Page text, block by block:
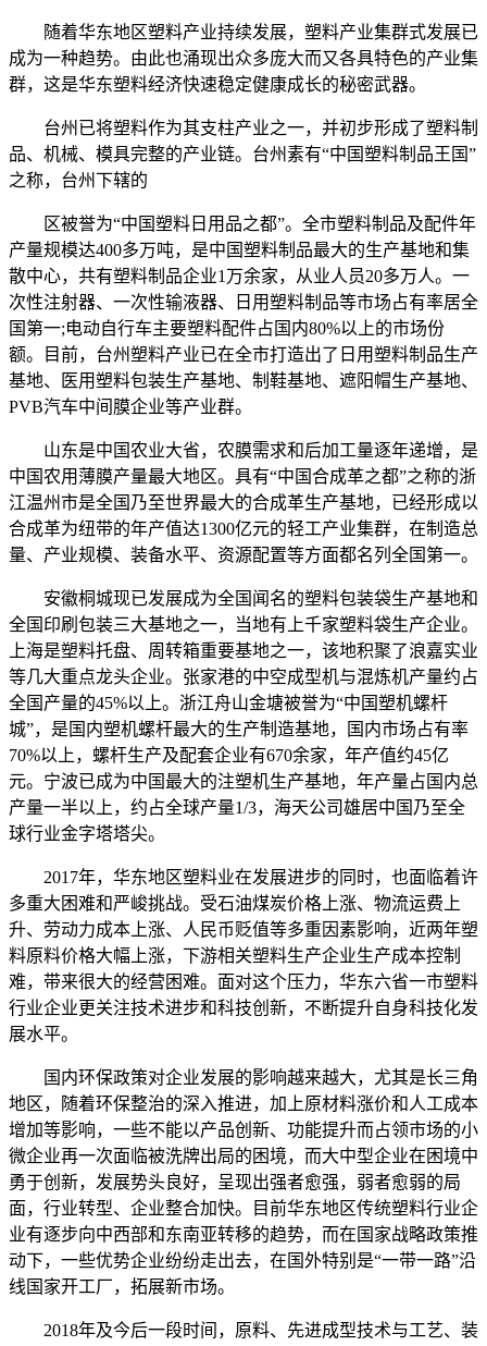
随着华东地区塑料产业持续发展，塑料产业集群式发展已
成为一种趋势。由此也涌现出众多庞大而又各具特色的产业集
群，这是华东塑料经济快速稳定健康成长的秘密武器。
台州已将塑料作为其支柱产业之一，并初步形成了塑料制
品、机械、模具完整的产业链。台州素有“中国塑料制品王国”
之称，台州下辖的
区被誉为“中国塑料日用品之都”。全市塑料制品及配件年
产量规模达400多万吨，是中国塑料制品最大的生产基地和集
散中心，共有塑料制品企业1万余家，从业人员20多万人。一
次性注射器、一次性输液器、日用塑料制品等市场占有率居全
国第一;电动自行车主要塑料配件占国内80%以上的市场份
额。目前，台州塑料产业已在全市打造出了日用塑料制品生产
基地、医用塑料包装生产基地、制鞋基地、遮阳帽生产基地、
PVB汽车中间膜企业等产业群。
山东是中国农业大省，农膜需求和后加工量逐年递增，是
中国农用薄膜产量最大地区。具有“中国合成革之都”之称的浙
江温州市是全国乃至世界最大的合成革生产基地，已经形成以
合成革为纽带的年产值达1300亿元的轻工产业集群，在制造总
量、产业规模、装备水平、资源配置等方面都名列全国第一。
安徽桐城现已发展成为全国闻名的塑料包装袋生产基地和
全国印刷包装三大基地之一，当地有上千家塑料袋生产企业。
上海是塑料托盘、周转箱重要基地之一，该地积聚了浪嘉实业
等几大重点龙头企业。张家港的中空成型机与混炼机产量约占
全国产量的45%以上。浙江舟山金塘被誉为“中国塑机螺杆
城”，是国内塑机螺杆最大的生产制造基地，国内市场占有率
70%以上，螺杆生产及配套企业有670余家，年产值约45亿
元。宁波已成为中国最大的注塑机生产基地，年产量占国内总
产量一半以上，约占全球产量1/3，海天公司雄居中国乃至全
球行业金字塔塔尖。
2017年，华东地区塑料业在发展进步的同时，也面临着许
多重大困难和严峻挑战。受石油煤炭价格上涨、物流运费上
升、劳动力成本上涨、人民币贬值等多重因素影响，近两年塑
料原料价格大幅上涨，下游相关塑料生产企业生产成本控制
难，带来很大的经营困难。面对这个压力，华东六省一市塑料
行业企业更关注技术进步和科技创新，不断提升自身科技化发
展水平。
国内环保政策对企业发展的影响越来越大，尤其是长三角
地区，随着环保整治的深入推进，加上原材料涨价和人工成本
增加等影响，一些不能以产品创新、功能提升而占领市场的小
微企业再一次面临被洗牌出局的困境，而大中型企业在困境中
勇于创新，发展势头良好，呈现出强者愈强，弱者愈弱的局
面，行业转型、企业整合加快。目前华东地区传统塑料行业企
业有逐步向中西部和东南亚转移的趋势，而在国家战略政策推
动下，一些优势企业纷纷走出去，在国外特别是“一带一路”沿
线国家开工厂，拓展新市场。
2018年及今后一段时间，原料、先进成型技术与工艺、装